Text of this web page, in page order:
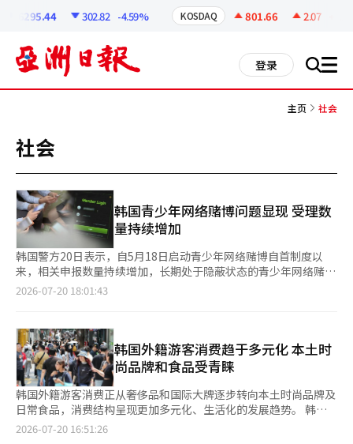
6295.44 302.82 -4.59% KOSDAQ 801.66 2.07
登录 搜 all
主页 社会
社会
韩国青少年网络赌博问题显现 受理数
量持续增加
韩国警方20日表示，自5月18日启动青少年网络赌博自首制度以
来，相关申报数量持续增加，长期处于隐蔽状态的青少年网络赌博
问题逐渐暴露。 数据显示，截至目前，全国累计受理自首806起，
曝光青少年网络赌博问题，社会关注度不断提高，越来越多涉赌青
少年主动申报，反映出此前长期隐蔽的网络赌博问题正在集中显
现。 警方公布的典型案例显示，部分涉赌青少年为筹措赌资陷入
高利贷、校园借贷等问题，甚至盗取家庭财产
2026-07-20 18:01:43
韩国外籍游客消费趋于多元化 本土时
尚品牌和食品受青睐
韩国外籍游客消费正从奢侈品和国际大牌逐步转向本土时尚品牌及
日常食品，消费结构呈现更加多元化、生活化的发展趋势。 韩国
乐天会员（Lotte Members）20日发布《外籍游客消费趋势报
2026-07-20 16:51:26